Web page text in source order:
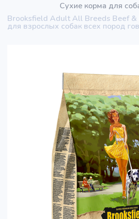
Сухие корма для
Brooksfield Adult All Breeds Beef &
для взрослых собак всех пород